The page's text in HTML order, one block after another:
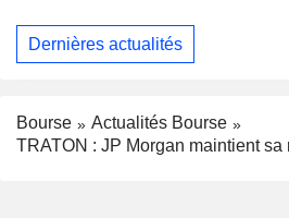
Dernières actualités
Bourse
Actualités Bourse
TRATON : JP Morgan maintient